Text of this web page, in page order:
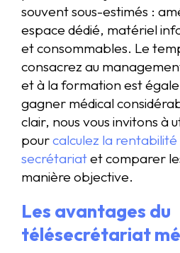
souvent sous-estimés :
espace dédié, matériel
et consommables. Le
consacrez au
et à la formation est
gagner médical
clair, nous vous invitons à
pourcalculez la
secrétariatet comparer
manière objective.
Les avantages du
télésecrétariat